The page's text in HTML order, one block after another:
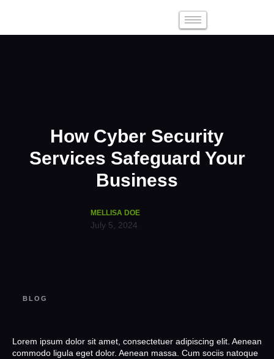
How Cyber Security
Services Safeguard Your
Business
MELLISA DOE
July 5, 2024
BLOG
Lorem ipsum dolor sit amet, consectetuer adipiscing elit. Aenean
commodo ligula eget dolor. Aenean massa. Cum sociis natoque